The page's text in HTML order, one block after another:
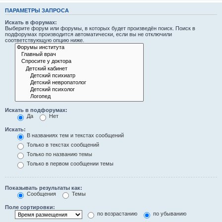
ПАРАМЕТРЫ ЗАПРОСА
Искать в форумах:
Выберите форум или форумы, в которых будет произведён поиск. Поиск в
подфорумах производится автоматически, если вы не отключили
соответствующую опцию ниже.
Искать в подфорумах:
Да
Нет
Искать:
В названиях тем и текстах сообщений
Только в текстах сообщений
Только по названию темы
Только в первом сообщении темы
Показывать результаты как:
Сообщения
Темы
Поле сортировки:
по возрастанию
по убыванию